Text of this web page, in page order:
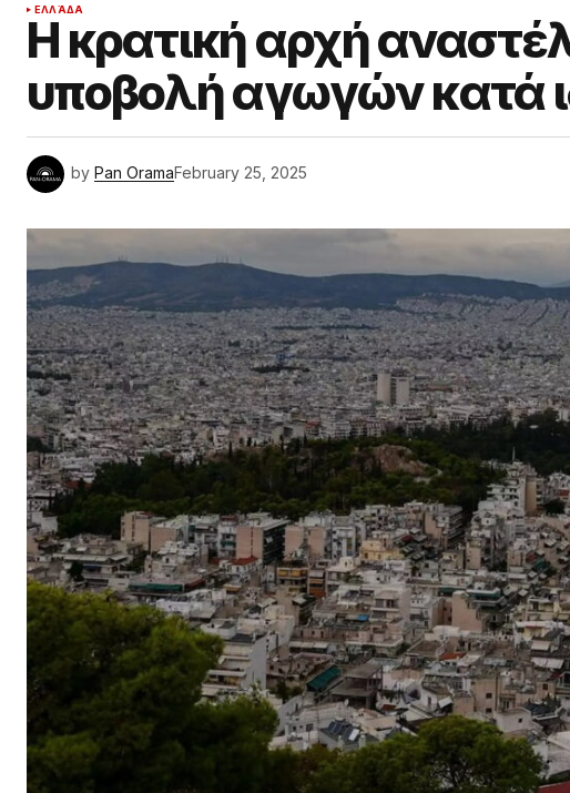
ΕΛΛΆΔΑ
Η κρατική αρχή
υποβολή αγωγών κατά
by Pan OramaFebruary 25, 2025